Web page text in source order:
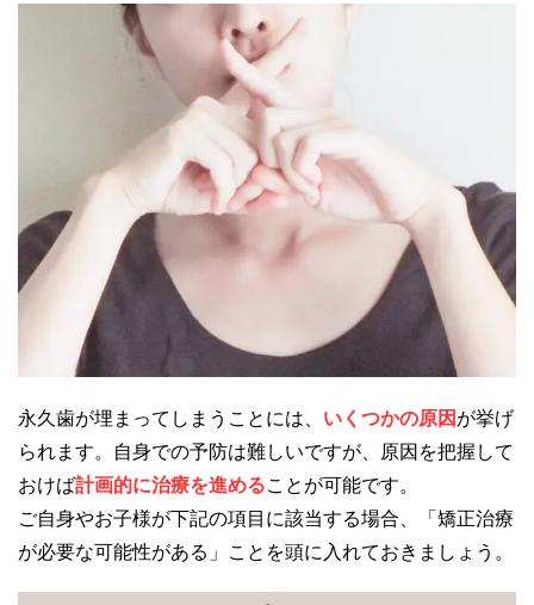
永久歯が埋まってしまうことには、 いくつかの原因 が挙げ
られます。自身での予防は難しいですが、原因を把握して
おけば計画的に治療を進めることが可能です。
ご自身やお子様が下記の項目に該当する場合、「矯正治療
が必要な可能性がある」ことを頭に入れておきましょう。